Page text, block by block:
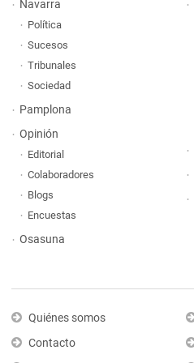
Navarra
Política
Sucesos
Tribunales
Sociedad
Pamplona
Opinión
Editorial
Colaboradores
Blogs
Encuestas
Osasuna
Quiénes somos
Contacto